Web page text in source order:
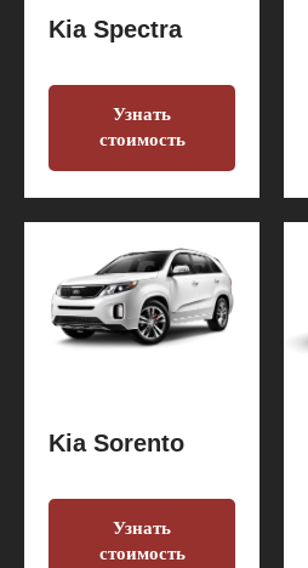
Kia Spectra
Узнать
стоимость
Kia Sorento
Узнать
стоимость